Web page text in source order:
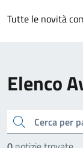
Tutte le novità
Elenco
cerca